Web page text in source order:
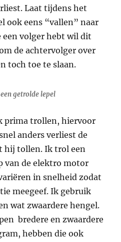
Laat tijdens het
ook eens “vallen” naar
een volger hebt wil dit
de achtervolger over
toch toe te slaan.
getrolde lepel
prima trollen, hiervoor
anders verliest de
hij tollen. Ik trol een
van de elektro motor
in snelheid zodat
meegeef. Ik gebruik
wat zwaardere hengel.
bredere en zwaardere
hebben die ook